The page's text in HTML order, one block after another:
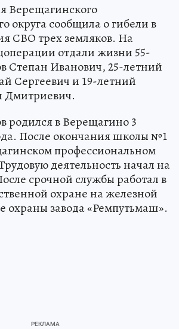
Верещагинского
округа сообщила о гибели в
СВО трех земляков. На
отдали жизни 55-
Степан Иванович, 25-летний
Сергеевич и 19-летний
Дмитриевич.
родился в Верещагино 3
После окончания школы №1
профессиональном
деятельность начал на
срочной службы работал в
охране на железной
охраны завода «Ремпутьмаш».